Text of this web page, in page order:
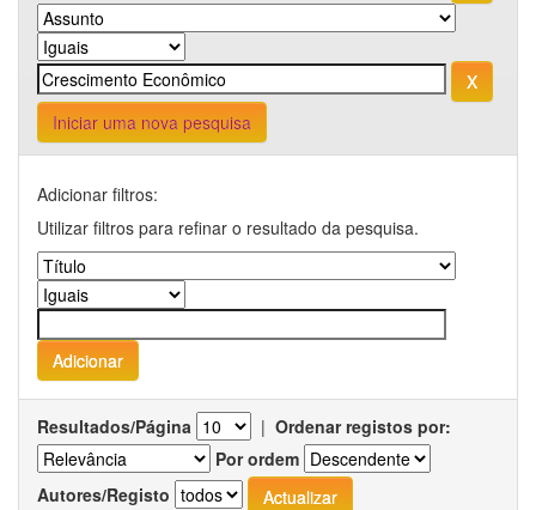
Iniciar uma nova pesquisa
Adicionar filtros:
Utilizar filtros para refinar o resultado da pesquisa.
Resultados/Página | Ordenar registos por:
Por ordem
Autores/Registo